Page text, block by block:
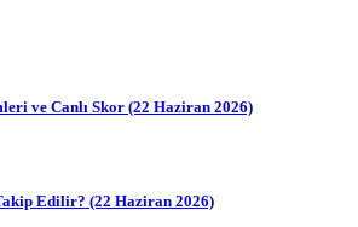
ve Canlı Skor (22 Haziran 2026)
Edilir? (22 Haziran 2026)